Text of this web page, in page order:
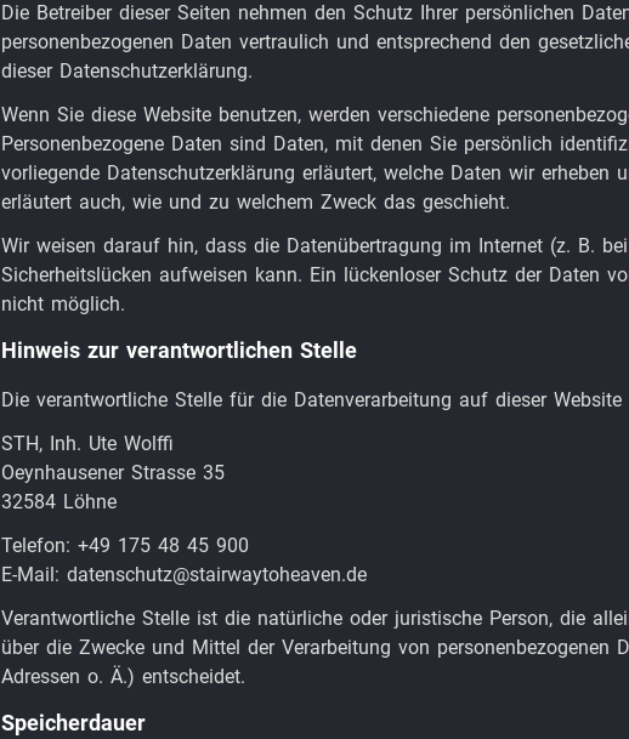
Die Betreiber dieser Seiten nehmen den Schutz Ihrer persönlichen
personenbezogenen Daten vertraulich und entsprechend den
dieser Datenschutzerklärung.
Wenn Sie diese Website benutzen, werden verschiedene
Personenbezogene Daten sind Daten, mit denen Sie persönlich
vorliegende Datenschutzerklärung erläutert, welche Daten wir erheben
erläutert auch, wie und zu welchem Zweck das geschieht.
Wir weisen darauf hin, dass die Datenübertragung im Internet (z. B.
Sicherheitslücken aufweisen kann. Ein lückenloser Schutz der Daten
nicht möglich.
Hinweis zur verantwortlichen Stelle
Die verantwortliche Stelle für die Datenverarbeitung auf dieser Website
STH, Inh. Ute Wolffi
Oeynhausener Strasse 35
32584 Löhne
Telefon: +49 175 48 45 900
E-Mail: datenschutz@stairwaytoheaven.de
Verantwortliche Stelle ist die natürliche oder juristische Person, die
über die Zwecke und Mittel der Verarbeitung von personenbezogenen
Adressen o. Ä.) entscheidet.
Speicherdauer